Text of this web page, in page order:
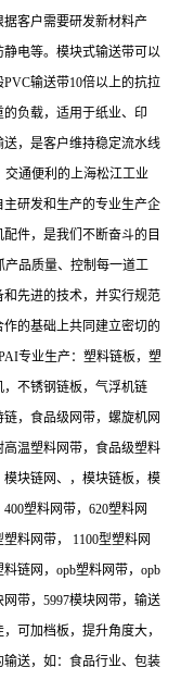
客户需要研发新材料产
电等。模块式输送带可以
输送带10倍以上的抗拉
负载，适用于纸业、印
，是客户维持稳定流水线
交通便利的上海松江工业
研发和生产的专业生产企
件，是我们不断奋斗的目
品质量、控制每一道工
先进的技术，并实行规范
的基础上共同建立密切的
专业生产：塑料链板，塑
不锈钢链板，气浮机链
，食品级网带，螺旋机网
温塑料网带，食品级塑料
块链网、，模块链板，模
塑料网带，620塑料网
料网带， 1100型塑料网
链网，opb塑料网带，opb
带，5997模块网带，输送
可加档板，提升角度大，
送，如：食品行业、包装